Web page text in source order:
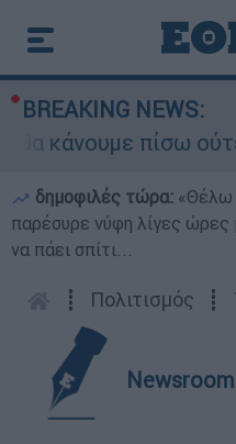
BREAKING NEWS:
κάνουμε πίσω ούτε
δημοφιλές τώρα: «Θέλω
παρέσυρε νύφη λίγες ώρες
να πάει σπίτι...
┋ Πολιτισμός ┋
Newsroom